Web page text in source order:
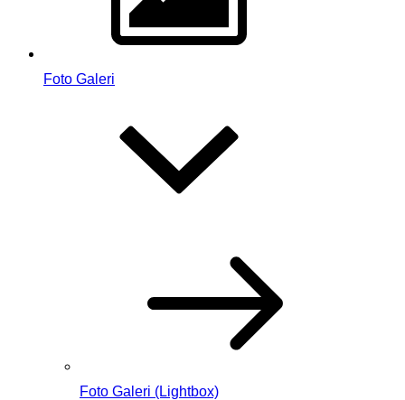
Foto Galeri
Foto Galeri (Lightbox)